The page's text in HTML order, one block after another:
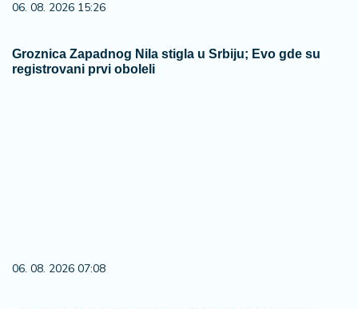
06. 08. 2026 15:26
Groznica Zapadnog Nila stigla u Srbiju; Evo gde su
registrovani prvi oboleli
06. 08. 2026 07:08